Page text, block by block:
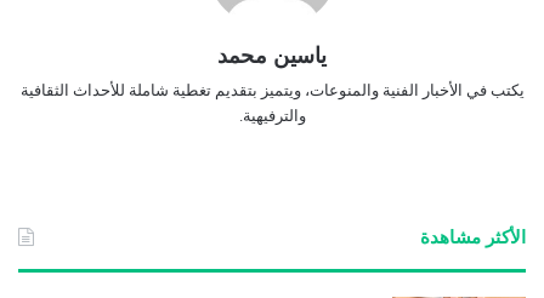
ياسين محمد
يكتب في الأخبار الفنية والمنوعات، ويتميز بتقديم تغطية شاملة للأحداث الثقافية
والترفيهية.
الأكثر مشاهدة